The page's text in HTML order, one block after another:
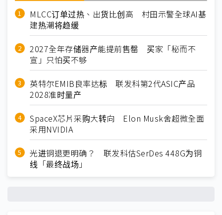
MLCC订单过热、出货比创高 村田示警全球AI基
建热潮将趋缓
2027全年存储器产能提前售罄 买家「秘而不
宣」只怕买不够
英特尔EMIB良率达标 联发科第2代ASIC产品
2028准时量产
SpaceX芯片采购大转向 Elon Musk舍超微全面
采用NVIDIA
光进铜退更明确？ 联发科估SerDes 448G为铜
线「最终战场」